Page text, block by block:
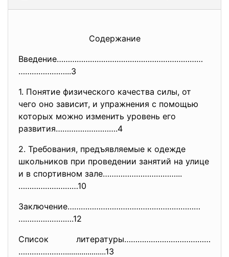
Содержание
Введение…………………………………………………………
…………………...3
1. Понятие физического качества силы, от
чего оно зависит, и упражнения с помощью
которых можно изменить уровень его
развития……………………….4
2. Требования, предъявляемые к одежде
школьников при проведении занятий на улице
и в спортивном зале……………………………...
………………………10
Заключение……………………………………………………
…………………….12
Список литературы…………………………………
…………………....................13